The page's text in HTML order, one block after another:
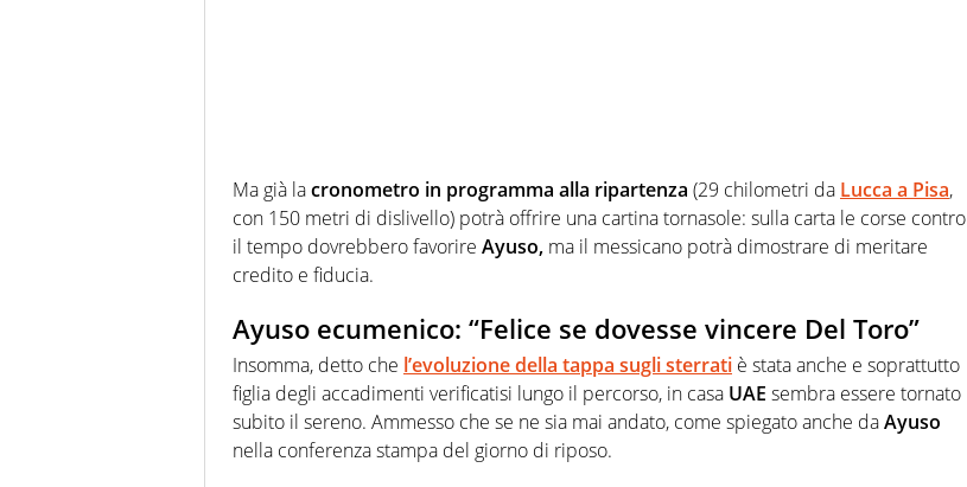
Ma già lacronometro in programma alla ripartenza (29 chilometri da Lucca a Pisa,
con 150 metri di dislivello) potrà offrire una cartina tornasole: sulla carta le corse contro
il tempo dovrebbero favorire Ayuso, ma il messicano potrà dimostrare di meritare
credito e fiducia.
Ayuso ecumenico: “Felice se dovesse vincere Del Toro”
Insomma, detto che l’evoluzione della tappa sugli sterrati è stata anche e soprattutto
figlia degli accadimenti verificatisi lungo il percorso, in casa UAE sembra essere tornato
subito il sereno. Ammesso che se ne sia mai andato, come spiegato anche daAyuso
nella conferenza stampa del giorno di riposo.